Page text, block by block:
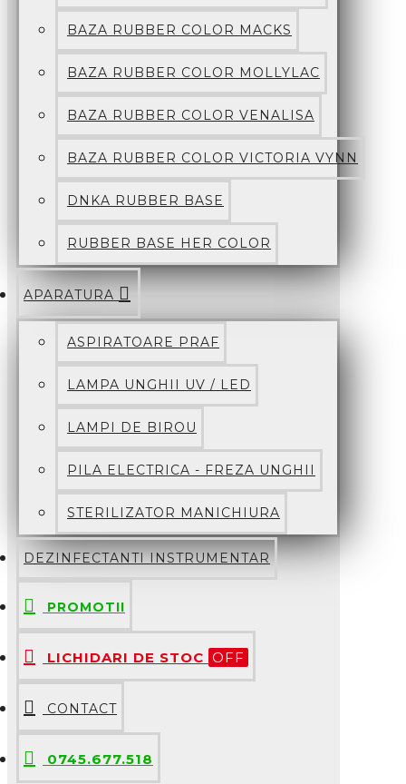
BAZA RUBBER COLOR MACKS
BAZA RUBBER COLOR MOLLYLAC
BAZA RUBBER COLOR VENALISA
BAZA RUBBER COLOR VICTORIA VYNN
DNKA RUBBER BASE
RUBBER BASE HER COLOR
APARATURA
ASPIRATOARE PRAF
LAMPA UNGHII UV / LED
LAMPI DE BIROU
PILA ELECTRICA - FREZA UNGHII
STERILIZATOR MANICHIURA
DEZINFECTANTI INSTRUMENTAR
PROMOTII
LICHIDARI DE STOC OFF
CONTACT
0745.677.518